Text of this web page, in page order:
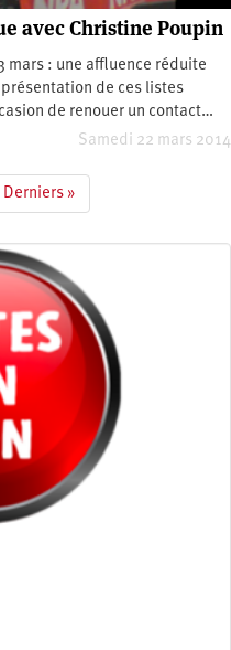
avec Christine Poupin
mars : une affluence réduite
de ces listes
de renouer un contact…
Samedi 22 mars 2014
Dernière
page
Derniers »